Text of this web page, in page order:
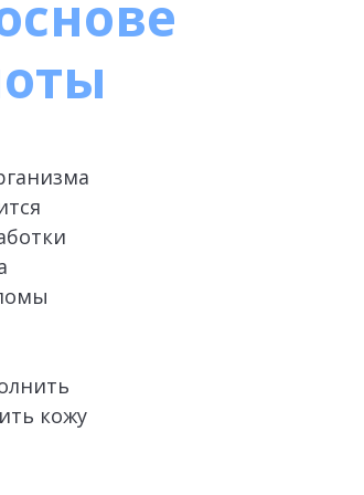
кожу